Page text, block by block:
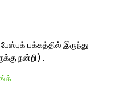
பக்கத்தில் இருந்து
நன்றி) .